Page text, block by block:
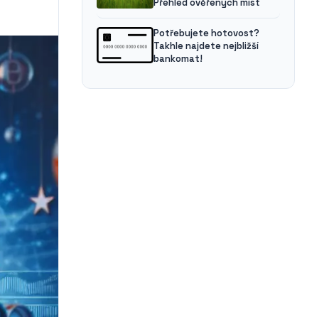
Přehled ověřených míst
Potřebujete hotovost?
Takhle najdete nejbližší
bankomat!